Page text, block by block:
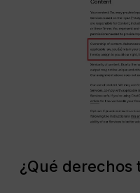
¿Qué derechos